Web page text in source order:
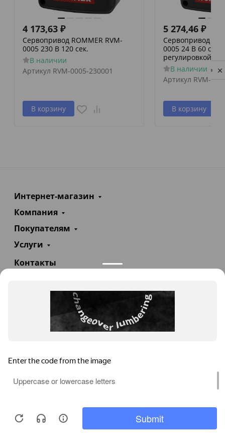
4 173,63 ₽
Сервопривод ROMMER RVM-
0005 230 В 120 сек.
В наличии
Артикул RVM-0005-230001
В корзину
5 274,46 ₽
Сервопривод
0005 24 В 60
регулировкой по
В наличии
Артикул RVM-
В корзину
Интернет-магазин
Компания
Покупателям
Услуги
Контакты
info@teploexpert.com
Пн—Сб 09:00 – 18:00
TeploExpert.com © 2008 - 2026 Оборудование для
систем отопления, водоснабжения, канализации
Privacy notice